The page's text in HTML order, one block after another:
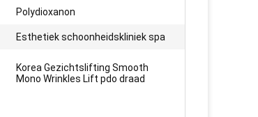
Polydioxanon
Esthetiek schoonheidskliniek spa
Korea Gezichtslifting Smooth
Mono Wrinkles Lift pdo draad